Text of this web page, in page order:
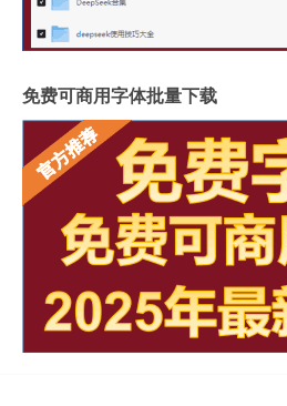
免费可商用字体批量下载